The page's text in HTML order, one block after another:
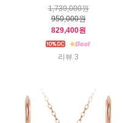
1,739,000원
950,000원
829,400원
리뷰 3